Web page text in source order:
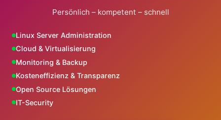
Persönlich – kompetent – schnell
Linux Server Administration
Cloud & Virtualisierung
Monitoring & Backup
Kosteneffizienz & Transparenz
Open Source Lösungen
IT-Security